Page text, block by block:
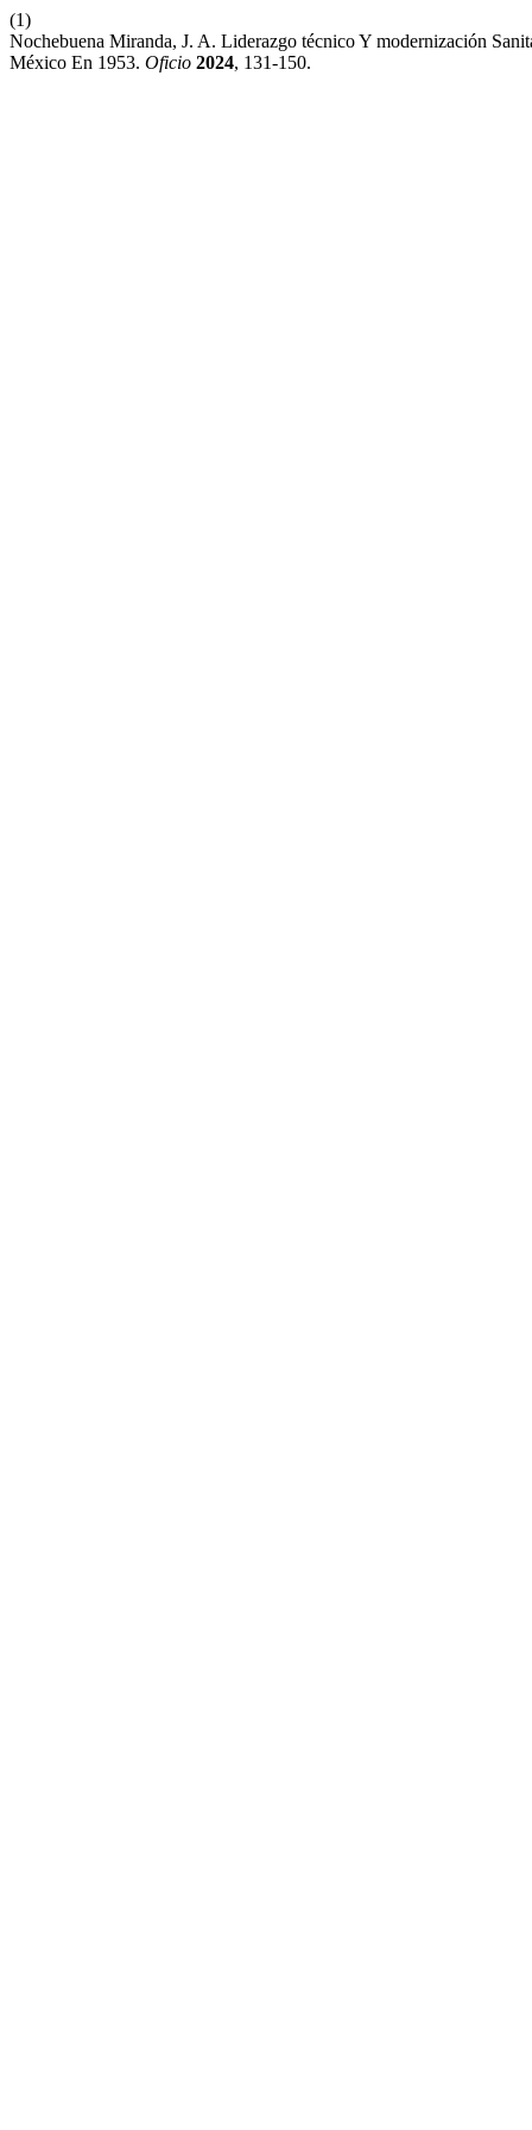
(1)
Nochebuena Miranda, J. A. Liderazgo técnico Y modernización
México En 1953. Oficio 2024, 131-150.